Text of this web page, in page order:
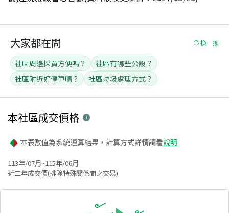
大家都在問 換一換
社區周邊採買方便嗎？
社區有哪些公設？
社區附近好停車嗎？
社區垃圾處理方式？
本社區成交價格
本表數值為系統運算結果，計算方式詳情請看說明
113年/07月~115年/06月
近二年成交價(排除特殊關係間之交易)